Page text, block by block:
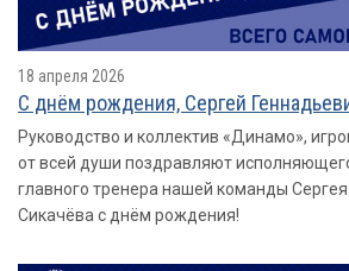
18 апреля 2026
С днём рождения, Сергей
Руководство и коллектив «Динамо»,
от всей души поздравляют
главного тренера нашей команды
Сикачёва с днём рождения!